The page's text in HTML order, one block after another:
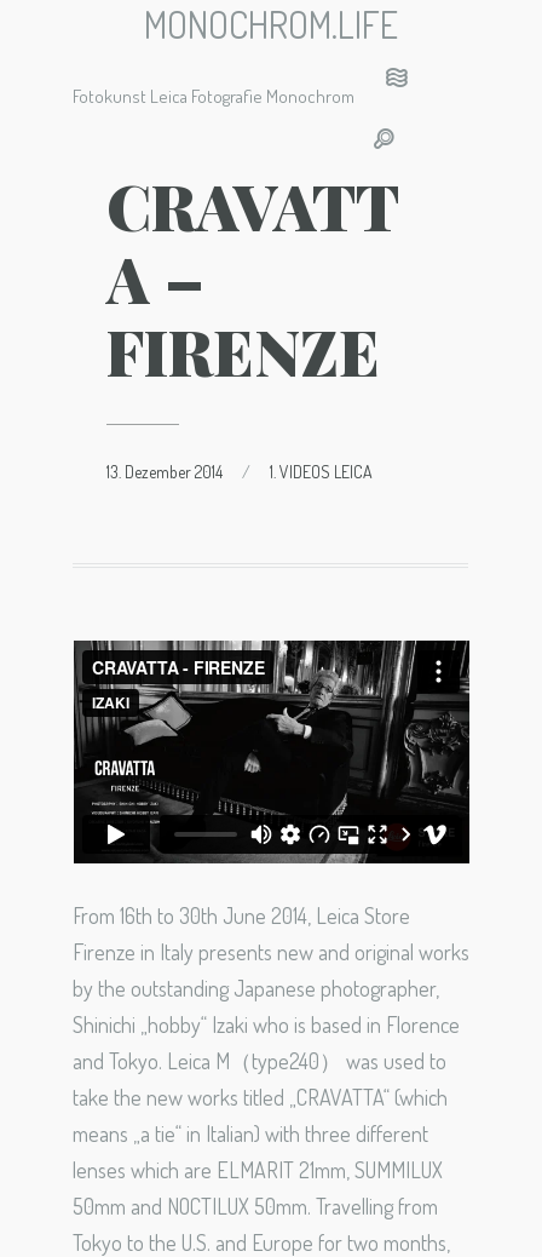
MONOCHROM.LIFE
Fotokunst Leica Fotografie Monochrom
CRAVATT
A –
FIRENZE
13. Dezember 2014 / 1. VIDEOS LEICA
From 16th to 30th June 2014, Leica Store
Firenze in Italy presents new and original works
by the outstanding Japanese photographer,
Shinichi „hobby“ Izaki who is based in Florence
and Tokyo. Leica M（type240） was used to
take the new works titled „CRAVATTA“ (which
means „a tie“ in Italian) with three different
lenses which are ELMARIT 21mm, SUMMILUX
50mm and NOCTILUX 50mm. Travelling from
Tokyo to the U.S. and Europe for two months,